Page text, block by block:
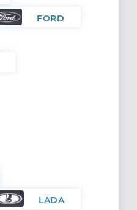
FORD
LADA